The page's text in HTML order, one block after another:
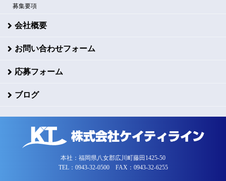
募集要項
会社概要
お問い合わせフォーム
応募フォーム
ブログ
本社：福岡県八女郡広川町藤田1425-50
TEL：0943-32-0500 FAX：0943-32-6255